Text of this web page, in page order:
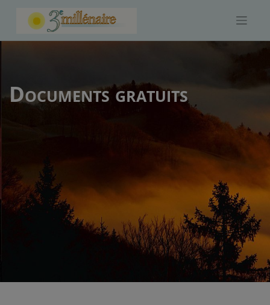
Documents gratuits